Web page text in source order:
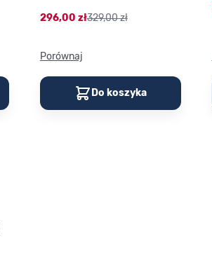
296,00 zł329,00 zł
Porównaj
Do koszyka